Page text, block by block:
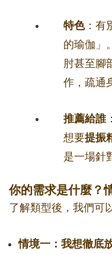
特色：有
的瑜伽」
肘甚至腳
作，疏通
推薦給誰
想要提振
是一場針
你的需求是什麼？
了解類型後，我們可
情境一：我想徹底